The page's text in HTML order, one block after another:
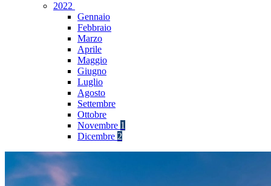
2022
Gennaio
Febbraio
Marzo
Aprile
Maggio
Giugno
Luglio
Agosto
Settembre
Ottobre
Novembre 1
Dicembre 2